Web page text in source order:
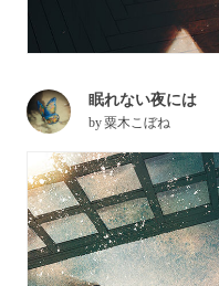
眠れない夜には
by粟木こぼね